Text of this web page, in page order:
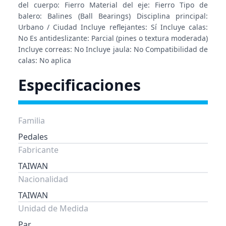
del cuerpo: Fierro Material del eje: Fierro Tipo de
balero: Balines (Ball Bearings) Disciplina principal:
Urbano / Ciudad Incluye reflejantes: Sí Incluye calas:
No Es antideslizante: Parcial (pines o textura moderada)
Incluye correas: No Incluye jaula: No Compatibilidad de
calas: No aplica
Especificaciones
Familia
Pedales
Fabricante
TAIWAN
Nacionalidad
TAIWAN
Unidad de Medida